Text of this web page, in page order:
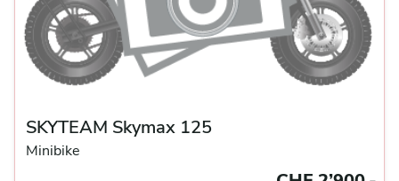
SKYTEAM Skymax 125
Minibike